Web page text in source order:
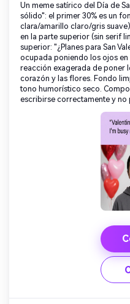
Un meme satírico del Día de
sólido": el primer 30% es un
clara/amarillo claro/gris
en la parte superior (sin serif
superior: "¿Planes para San
ocupada poniendo los ojos
reacción exagerada de poner
corazón y las flores. Fondo
tono humorístico seco.
escribirse correctamente y no